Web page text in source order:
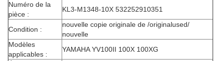
Numéro de la
pièce :
KL3-M1348-10X 532252910351
Condition :
nouvelle copie originale de /originalused/
nouvelle
Modèles
applicables :
YAMAHA YV100II 100X 100XG